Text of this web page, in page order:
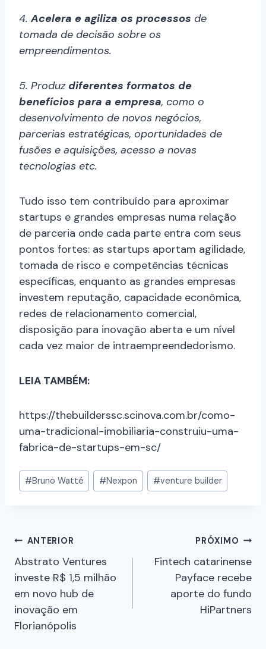
4.Acelera e agiliza os processos de
tomada de decisão sobre os
empreendimentos.
5. Produzdiferentes formatos de
benefícios para a empresa, como o
desenvolvimento de novos negócios,
parcerias estratégicas, oportunidades de
fusões e aquisições, acesso a novas
tecnologias etc.
Tudo isso tem contribuído para aproximar
startups e grandes empresas numa relação
de parceria onde cada parte entra com seus
pontos fortes: as startups aportam agilidade,
tomada de risco e competências técnicas
específicas, enquanto as grandes empresas
investem reputação, capacidade econômica,
redes de relacionamento comercial,
disposição para inovação aberta e um nível
cada vez maior de intraempreendedorismo.
LEIA TAMBÉM:
https://thebuilderssc.scinova.com.br/como-
uma-tradicional-imobiliaria-construiu-uma-
fabrica-de-startups-em-sc/
#Bruno Watté #Nexpon #venture builder
ANTERIOR
Abstrato Ventures
investe R$ 1,5 milhão
em novo hub de
inovação em
Florianópolis
PRÓXIMO
Fintech catarinense
Payface recebe
aporte do fundo
HiPartners